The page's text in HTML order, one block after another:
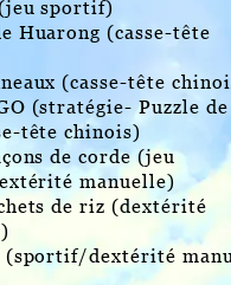
sportif)
Huarong (casse-tête
(casse-tête
(stratégie- Puzzle
tête chinois)
de corde (jeu
manuelle)
de riz (dextérité
(sportif/dextérité